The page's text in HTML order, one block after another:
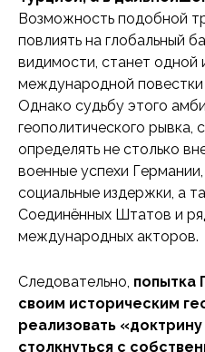
Возможность подобной
повлиять на глобальный
видимости, станет одной
международной
Однако судьбу этого
геополитического рывка,
определять не столько
военные успехи
социальные издержки, а
Соединённых Штатов и
международных акторов.
Следовательно, попытка
своим историческим
реализовать
столкнуться с